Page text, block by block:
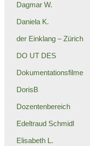
Dagmar W.
Daniela K.
der Einklang – Zürich
DO UT DES
Dokumentationsfilme
DorisB
Dozentenbereich
Edeltraud Schmidl
Elisabeth L.